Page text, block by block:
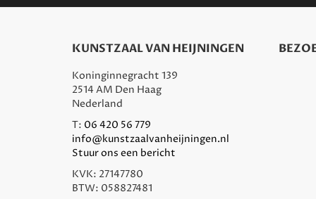
KUNSTZAAL VAN HEIJNINGEN
Koninginnegracht 139
2514 AM Den Haag
Nederland
T: 06 420 56 779
info@kunstzaalvanheijningen.nl
Stuur ons een bericht
KVK: 27147780
BTW: 058827481